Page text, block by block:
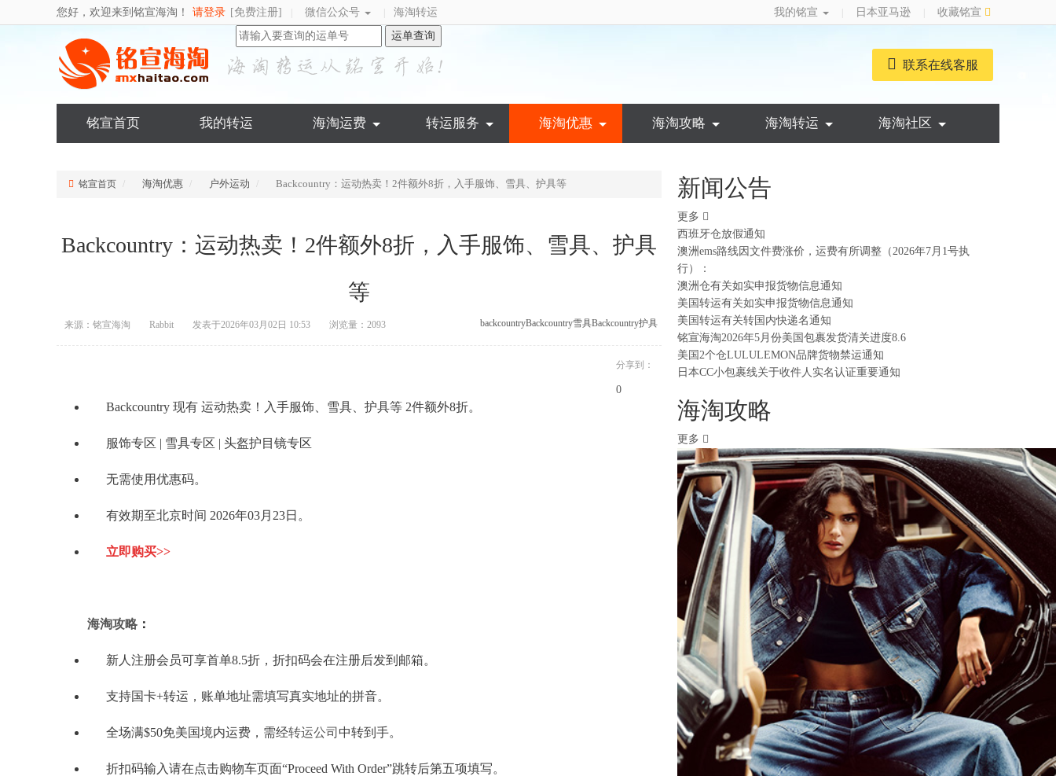
您好，欢迎来到铭宣海淘！ 请登录 [免费注册] 微信公众号 海淘转运 我的铭宣 日本亚马逊
收藏铭宣
运单查询
联系在线客服
铭宣首页 我的转运 海淘运费 转运服务 海淘优惠 海淘攻略 海淘转运 海淘社区
铭宣首页 海淘优惠 户外运动 Backcountry：运动热卖！2件额外8折，入手服饰、雪具、护具等
Backcountry：运动热卖！2件额外8折，入手服饰、雪具、护具
等
来源：铭宣海淘 Rabbit 发表于2026年03月02日 10:53 浏览量：2093 backcountryBackcountry雪具Backcountry护具
分享到：
0
Backcountry 现有 运动热卖！入手服饰、雪具、护具等 2件额外8折。
服饰专区 | 雪具专区 | 头盔护目镜专区
无需使用优惠码。
有效期至北京时间 2026年03月23日。
立即购买>>
海淘攻略 ：
新人注册会员可享首单8.5折，折扣码会在注册后发到邮箱。
支持国卡+转运，账单地址需填写真实地址的拼音。
全场满$50免美国境内运费，需经转运公司 中转到手。
折扣码输入请在点击购物车页面“Proceed With Order”跳转后第五项填写。
新闻公告
更多
西班牙仓放假通知
澳洲ems路线因文件费涨价，运费有所调整（2026年7月1号执
行）：
澳洲仓有关如实申报货物信息通知
美国转运有关如实申报货物信息通知
美国转运有关转国内快递名通知
铭宣海淘2026年5月份美国包裹发货清关进度8.6
美国2个仓LULULEMON品牌货物禁运通知
日本CC小包裹线关于收件人实名认证重要通知
海淘攻略
更多